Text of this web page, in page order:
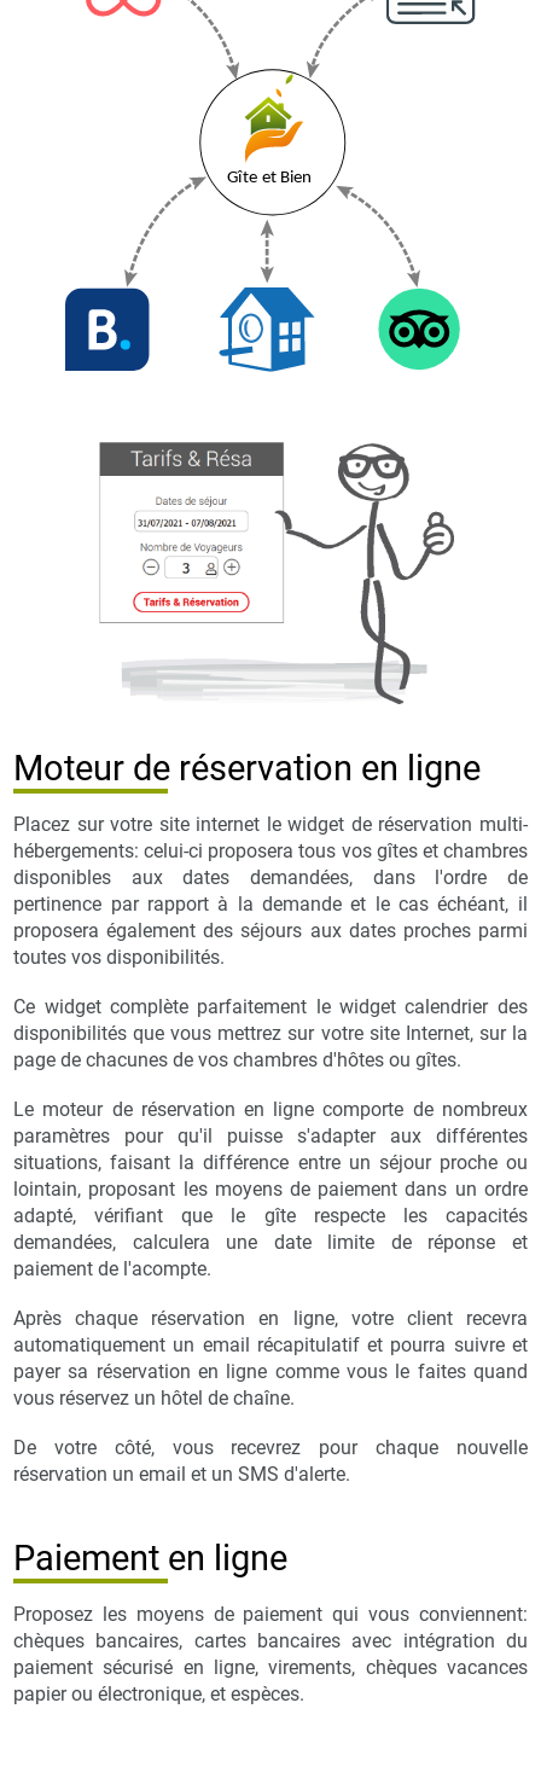
Moteur de réservation en ligne
Placez sur votre site internet le widget de réservation multi-
hébergements: celui-ci proposera tous vos gîtes et chambres
disponibles aux dates demandées, dans l'ordre de
pertinence par rapport à la demande et le cas échéant, il
proposera également des séjours aux dates proches parmi
toutes vos disponibilités.
Ce widget complète parfaitement le widget calendrier des
disponibilités que vous mettrez sur votre site Internet, sur la
page de chacunes de vos chambres d'hôtes ou gîtes.
Le moteur de réservation en ligne comporte de nombreux
paramètres pour qu'il puisse s'adapter aux différentes
situations, faisant la différence entre un séjour proche ou
lointain, proposant les moyens de paiement dans un ordre
adapté, vérifiant que le gîte respecte les capacités
demandées, calculera une date limite de réponse et
paiement de l'acompte.
Après chaque réservation en ligne, votre client recevra
automatiquement un email récapitulatif et pourra suivre et
payer sa réservation en ligne comme vous le faites quand
vous réservez un hôtel de chaîne.
De votre côté, vous recevrez pour chaque nouvelle
réservation un email et un SMS d'alerte.
Paiement en ligne
Proposez les moyens de paiement qui vous conviennent:
chèques bancaires, cartes bancaires avec intégration du
paiement sécurisé en ligne, virements, chèques vacances
papier ou électronique, et espèces.